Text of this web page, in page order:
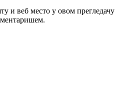
и веб место у овом прегледачу